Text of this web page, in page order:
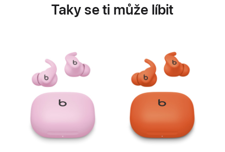
Taky se ti může líbit